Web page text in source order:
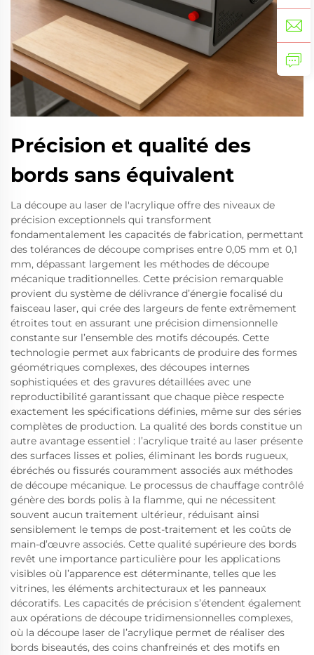
Précision et qualité des
bords sans équivalent
La découpe au laser de l'acrylique offre des niveaux de
précision exceptionnels qui transforment
fondamentalement les capacités de fabrication, permettant
des tolérances de découpe comprises entre 0,05 mm et 0,1
mm, dépassant largement les méthodes de découpe
mécanique traditionnelles. Cette précision remarquable
provient du système de délivrance d’énergie focalisé du
faisceau laser, qui crée des largeurs de fente extrêmement
étroites tout en assurant une précision dimensionnelle
constante sur l’ensemble des motifs découpés. Cette
technologie permet aux fabricants de produire des formes
géométriques complexes, des découpes internes
sophistiquées et des gravures détaillées avec une
reproductibilité garantissant que chaque pièce respecte
exactement les spécifications définies, même sur des séries
complètes de production. La qualité des bords constitue un
autre avantage essentiel : l’acrylique traité au laser présente
des surfaces lisses et polies, éliminant les bords rugueux,
ébréchés ou fissurés couramment associés aux méthodes
de découpe mécanique. Le processus de chauffage contrôlé
génère des bords polis à la flamme, qui ne nécessitent
souvent aucun traitement ultérieur, réduisant ainsi
sensiblement le temps de post-traitement et les coûts de
main-d’œuvre associés. Cette qualité supérieure des bords
revêt une importance particulière pour les applications
visibles où l’apparence est déterminante, telles que les
vitrines, les éléments architecturaux et les panneaux
décoratifs. Les capacités de précision s’étendent également
aux opérations de découpe tridimensionnelles complexes,
où la découpe laser de l’acrylique permet de réaliser des
bords biseautés, des coins chanfreinés et des motifs en